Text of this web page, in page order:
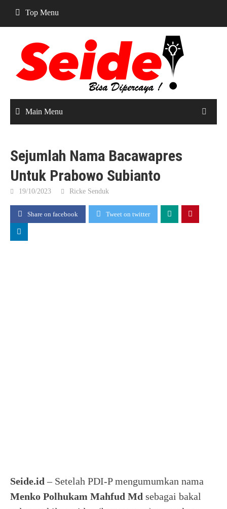
content
Top Menu
Main Menu
Sejumlah Nama Bacawapres
Untuk Prabowo Subianto
19/10/2023 Ricke Senduk
Share on facebook Tweet on twitter
Seide.id – Setelah PDI-P mengumumkan nama
Menko Polhukam Mahfud Md sebagai bakal